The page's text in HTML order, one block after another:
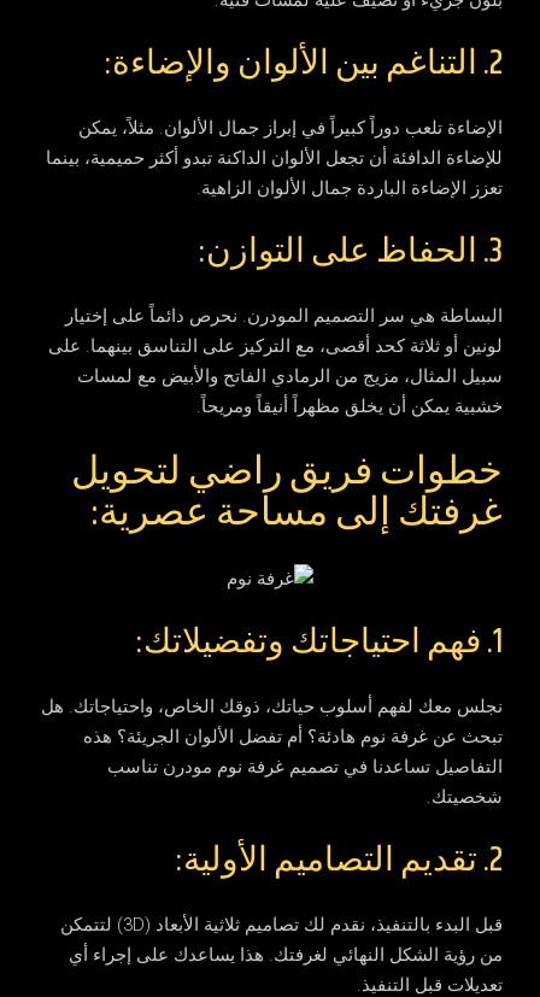
2. التناغم بين الألوان والإضاءة:
الإضاءة تلعب دوراً كبيراً في إبراز جمال الألوان. مثلاً، يمكن
للإضاءة الدافئة أن تجعل الألوان الداكنة تبدو أكثر حميمية، بينما
تعزز الإضاءة الباردة جمال الألوان الزاهية.
3. الحفاظ على التوازن:
البساطة هي سر التصميم المودرن. نحرص دائماً على إختيار
لونين أو ثلاثة كحد أقصى، مع التركيز على التناسق بينهما. على
سبيل المثال، مزيج من الرمادي الفاتح والأبيض مع لمسات
خشبية يمكن أن يخلق مظهراً أنيقاً ومريحاً.
خطوات فريق راضي لتحويل
غرفتك إلى مساحة عصرية:
1. فهم احتياجاتك وتفضيلاتك:
نجلس معك لفهم أسلوب حياتك، ذوقك الخاص، واحتياجاتك. هل
تبحث عن غرفة نوم هادئة؟ أم تفضل الألوان الجريئة؟ هذه
التفاصيل تساعدنا فيتصميم غرفة نوم مودرن تناسب
شخصيتك.
2. تقديم التصاميم الأولية:
قبل البدء بالتنفيذ، نقدم لك تصاميم ثلاثية الأبعاد (3D) لتتمكن
من رؤية الشكل النهائي لغرفتك. هذا يساعدك على إجراء أي
تعديلات قبل التنفيذ.